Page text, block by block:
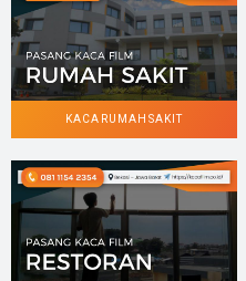
KACA RUMAH SAKIT